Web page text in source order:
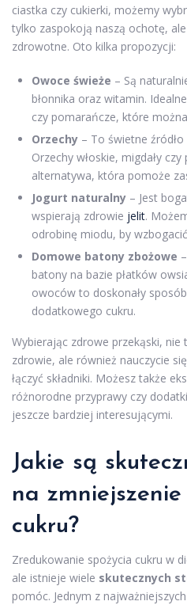
ciastka czy cukierki, możemy
tylko zaspokoją naszą ochotę,
zdrowotne. Oto kilka propozycji:
Owoce świeże – Są
błonnika oraz witamin.
czy pomarańcze, które
Orzechy – To świetne źródło
Orzechy włoskie, migdały
alternatywa, która pomoże
Jogurt naturalny – Jest
wspierają zdrowie jelit.
odrobinę miodu, by
Domowe batony zbożowe
batony na bazie płatków
owoców to doskonały
dodatkowego cukru.
Wybierając zdrowe przekąski,
zdrowie, ale również nauczycie
łączyć składniki. Możesz także
różnorodne przyprawy czy
jeszcze bardziej interesującymi.
Jakie są
na
cukru?
Zredukowanie spożycia cukru w
ale istnieje wiele skutecznych
pomóc. Jednym z